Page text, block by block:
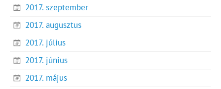
2017. szeptember
2017. augusztus
2017. július
2017. június
2017. május